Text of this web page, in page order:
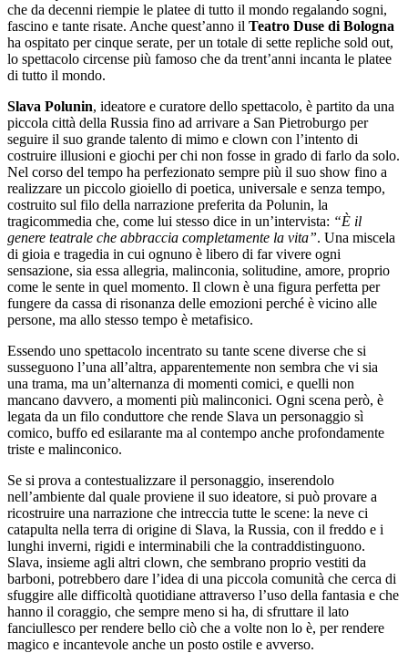
che da decenni riempie le platee di tutto il mondo regalando sogni,
fascino e tante risate. Anche quest’anno il Teatro Duse di Bologna
ha ospitato per cinque serate, per un totale di sette repliche sold out,
lo spettacolo circense più famoso che da trent’anni incanta le platee
di tutto il mondo.
Slava Polunin, ideatore e curatore dello spettacolo, è partito da una
piccola città della Russia fino ad arrivare a San Pietroburgo per
seguire il suo grande talento di mimo e clown con l’intento di
costruire illusioni e giochi per chi non fosse in grado di farlo da solo.
Nel corso del tempo ha perfezionato sempre più il suo show fino a
realizzare un piccolo gioiello di poetica, universale e senza tempo,
costruito sul filo della narrazione preferita da Polunin, la
tragicommedia che, come lui stesso dice in un’intervista: “È il
genere teatrale che abbraccia completamente la vita”. Una miscela
di gioia e tragedia in cui ognuno è libero di far vivere ogni
sensazione, sia essa allegria, malinconia, solitudine, amore, proprio
come le sente in quel momento. Il clown è una figura perfetta per
fungere da cassa di risonanza delle emozioni perché è vicino alle
persone, ma allo stesso tempo è metafisico.
Essendo uno spettacolo incentrato su tante scene diverse che si
susseguono l’una all’altra, apparentemente non sembra che vi sia
una trama, ma un’alternanza di momenti comici, e quelli non
mancano davvero, a momenti più malinconici. Ogni scena però, è
legata da un filo conduttore che rende Slava un personaggio sì
comico, buffo ed esilarante ma al contempo anche profondamente
triste e malinconico.
Se si prova a contestualizzare il personaggio, inserendolo
nell’ambiente dal quale proviene il suo ideatore, si può provare a
ricostruire una narrazione che intreccia tutte le scene: la neve ci
catapulta nella terra di origine di Slava, la Russia, con il freddo e i
lunghi inverni, rigidi e interminabili che la contraddistinguono.
Slava, insieme agli altri clown, che sembrano proprio vestiti da
barboni, potrebbero dare l’idea di una piccola comunità che cerca di
sfuggire alle difficoltà quotidiane attraverso l’uso della fantasia e che
hanno il coraggio, che sempre meno si ha, di sfruttare il lato
fanciullesco per rendere bello ciò che a volte non lo è, per rendere
magico e incantevole anche un posto ostile e avverso.